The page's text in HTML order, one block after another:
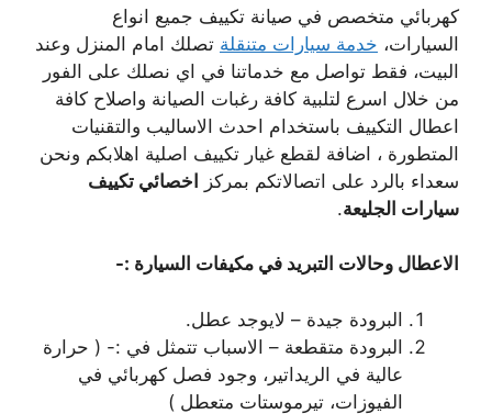
كهربائي متخصص في صيانة تكييف جميع انواع
السيارات، خدمة سيارات متنقلة تصلك امام المنزل وعند
البيت، فقط تواصل مع خدماتنا في اي نصلك على الفور
من خلال اسرع لتلبية كافة رغبات الصيانة واصلاح كافة
اعطال التكييف باستخدام احدث الاساليب والتقنيات
المتطورة ، اضافة لقطع غيار تكييف اصلية اهلابكم ونحن
سعداء بالرد على اتصالاتكم بمركز اخصائي تكييف
سيارات الجليعة.
الاعطال وحالات التبريد في مكيفات السيارة :-
البرودة جيدة – لايوجد عطل.
البرودة متقطعة – الاسباب تتمثل في :- ( حرارة
عالية في الريداتير، وجود فصل كهربائي في
الفيوزات، تيرموستات متعطل )